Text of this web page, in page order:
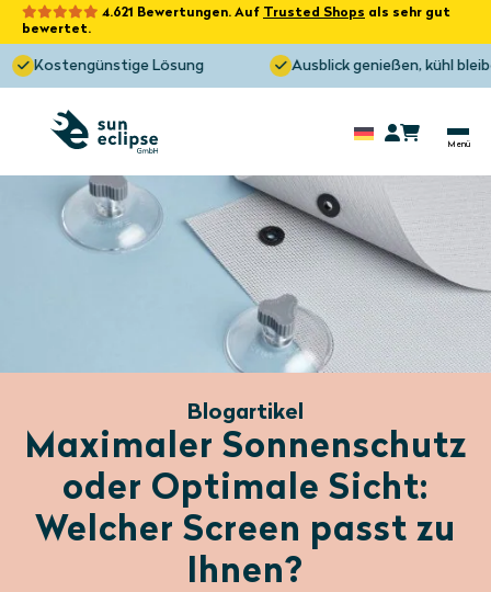
4.621 Bewertungen. Auf Trusted Shops als sehr gut
bewertet.
Kostengünstige Lösung Ausblick genießen, kühl bleiben!
Blogartikel
Maximaler Sonnenschutz
oder Optimale Sicht:
Welcher Screen passt zu
Ihnen?